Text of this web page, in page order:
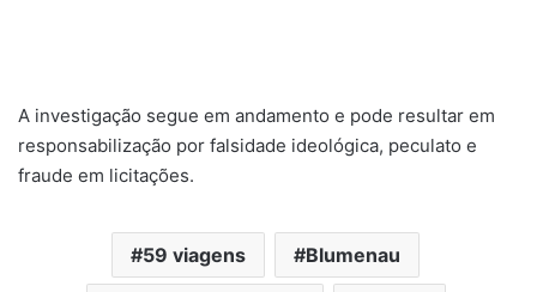
A investigação segue em andamento e pode resultar em
responsabilização por falsidade ideológica, peculato e
fraude em licitações.
59 viagens Blumenau